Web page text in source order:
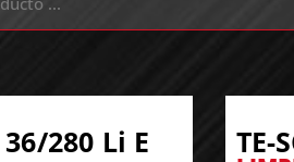
36/280 Li E TE-